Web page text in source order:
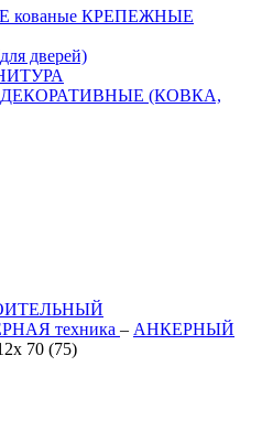
кованые КРЕПЕЖНЫЕ
дверей)
(КОВКА,
техника – АНКЕРНЫЙ
70 (75)